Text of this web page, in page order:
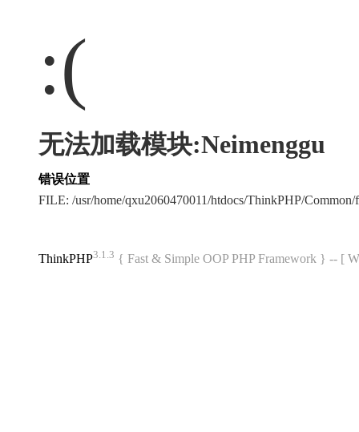
:(
无法加载模块:Neimenggu
错误位置
FILE: /usr/home/qxu2060470011/htdocs/ThinkPHP/
ThinkPHP3.1.3 { Fast & Simple OOP PHP Framework } -- [